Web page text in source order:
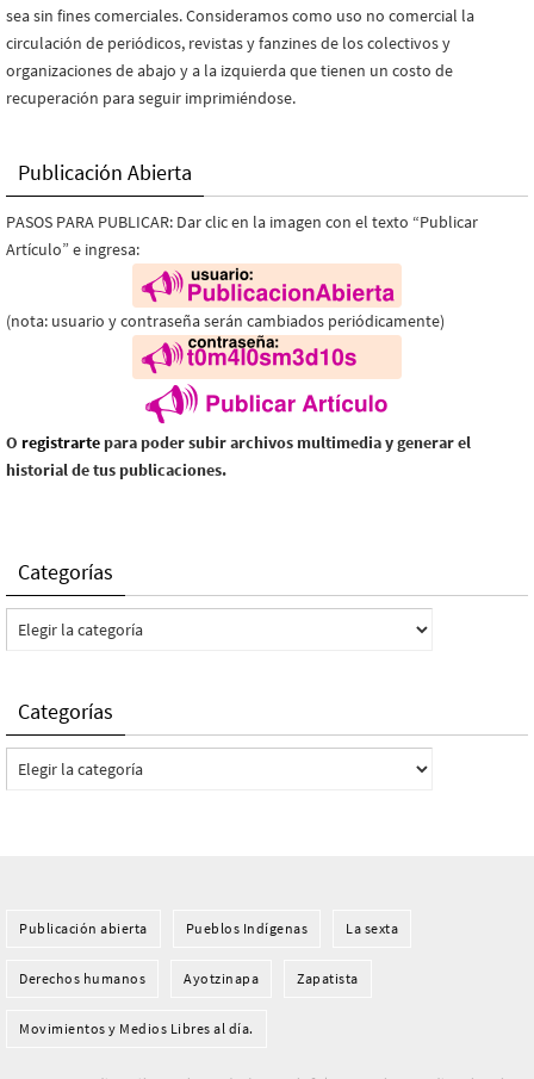
sea sin fines comerciales. Consideramos como uso no comercial la
circulación de periódicos, revistas y fanzines de los colectivos y
organizaciones de abajo y a la izquierda que tienen un costo de
recuperación para seguir imprimiéndose.
Publicación Abierta
PASOS PARA PUBLICAR: Dar clic en la imagen con el texto “Publicar
Artículo” e ingresa:
(nota: usuario y contraseña serán cambiados periódicamente)
O registrarte para poder subir archivos multimedia y generar el
historial de tus publicaciones.
Categorías
Categorías
Categorías
Categorías
Publicación abierta Pueblos Indí­genas La sexta
Derechos humanos Ayotzinapa Zapatista
Movimientos y Medios Libres al día.